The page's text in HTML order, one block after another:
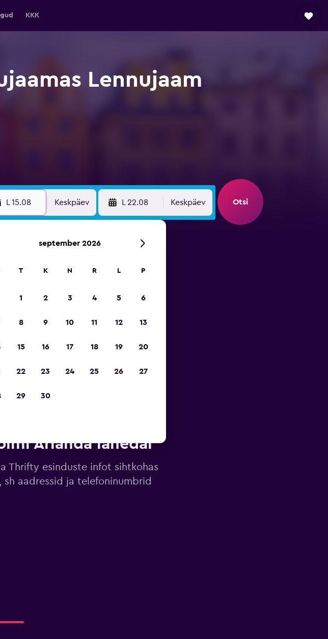
KKK
Lennujaam
L 15.08 Keskpäev L 22.08 Keskpäev Otsi
Arlanda lähedal
Thrifty esinduste infot sihtkohas
sh aadressid ja telefoninumbrid
september 2026
T K N R L P
1 2 3 4 5 6
8 9 10 11 12 13
15 16 17 18 19 20
22 23 24 25 26 27
29 30